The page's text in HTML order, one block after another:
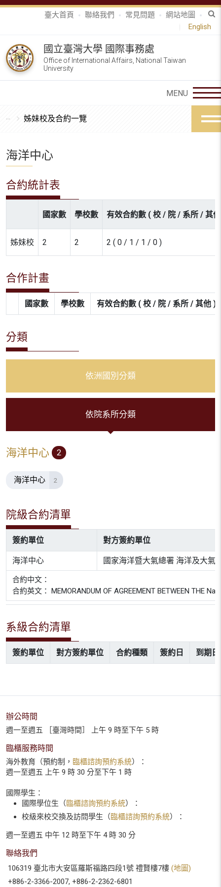
臺大首頁 聯絡我們 常見問題
網站地圖
English
國立臺灣大學 國際事務處
Office of International Affairs, National Taiwan
University
姊妹校及合約一覽
海洋中心
合約統計表
國家數 學校數 有效合約數 ( 校 / 院 / 系所 / 其
姊妹校 2 2 2 ( 0 / 1 / 1 / 0 )
合作計畫
國家數 學校數 有效合約數 ( 校 / 院 / 系所 / 其他 )
分類
依洲國別分類
依院系所分類
海洋中心 2
海洋中心 2
院級合約清單
簽約單位 對方簽約單位
海洋中心 國家海洋暨大氣總署 海洋及大氣
合約中文：
合約英文： MEMORANDUM OF AGREEMENT BETWEEN THE
系級合約清單
簽約單位 對方簽約單位 合約種類 簽約日 到期日
辦公時間
週一至週五 ［臺灣時間］ 上午 9 時至下午 5 時
臨櫃服務時間
海外教育（預約制， 臨櫃諮詢預約系統）：
週一至週五 上午 9 時 30 分至下午 1 時
國際學生：
國際學位生（臨櫃諮詢預約系統）：
校級來校交換及訪問學生（臨櫃諮詢預約系統）：
週一至週五 中午 12 時至下午 4 時 30 分
聯絡我們
106319 臺北市大安區羅斯福路四段1號 禮賢樓7樓 (地圖)
+886-2-3366-2007, +886-2-2362-6801